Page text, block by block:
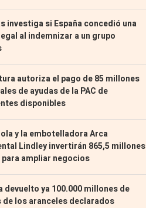
investiga si España concedió una
al indemnizar a un grupo
autoriza el pago de 85 millones
de ayudas de la PAC de
disponibles
y la embotelladora Arca
Lindley invertirán 865,5 millones
para ampliar negocios
devuelto ya 100.000 millones de
de los aranceles declarados